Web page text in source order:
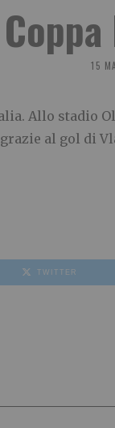
15
Allo
al gol di
TWITTER